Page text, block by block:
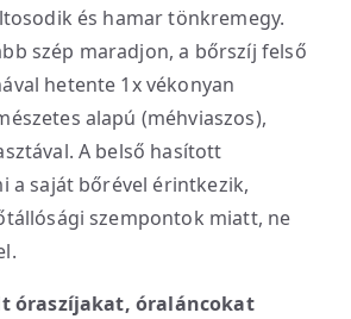
és hamar tönkremegy.
szép maradjon, a bőrszíj felső
hetente 1x vékonyan
alapú (méhviaszos),
A belső hasított
a saját bőrével érintkezik,
szempontok miatt, ne
óraszíjakat, óraláncokat